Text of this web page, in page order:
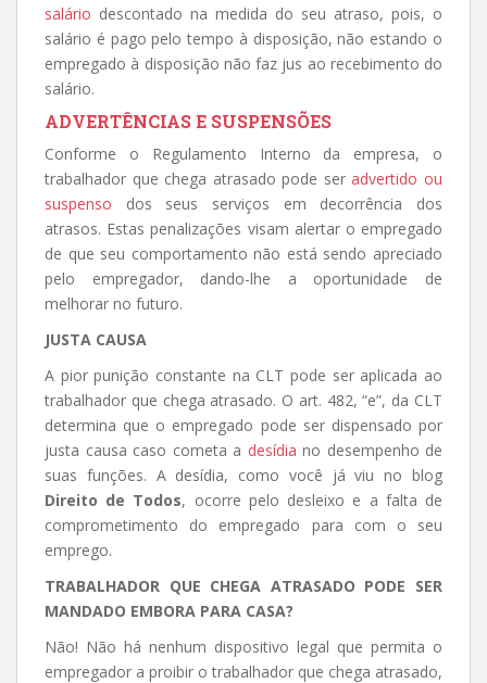
salário descontado na medida do seu atraso, pois, o
salário é pago pelo tempo à disposição, não estando o
empregado à disposição não faz jus ao recebimento do
salário.
ADVERTÊNCIAS E SUSPENSÕES
Conforme o Regulamento Interno da empresa, o
trabalhador que chega atrasado pode seradvertido ou
suspenso dos seus serviços em decorrência dos
atrasos. Estas penalizações visam alertar o empregado
de que seu comportamento não está sendo apreciado
pelo empregador, dando-lhe a oportunidade de
melhorar no futuro.
JUSTA CAUSA
A pior punição constante na CLT pode ser aplicada ao
trabalhador que chega atrasado. O art. 482, “e”, da CLT
determina que o empregado pode ser dispensado por
justa causa caso cometa a desídia no desempenho de
suas funções. A desídia, como você já viu no blog
Direito de Todos, ocorre pelo desleixo e a falta de
comprometimento do empregado para com o seu
emprego.
TRABALHADOR QUE CHEGA ATRASADO PODE SER
MANDADO EMBORA PARA CASA?
Não! Não há nenhum dispositivo legal que permita o
empregador a proibir o trabalhador que chega atrasado,